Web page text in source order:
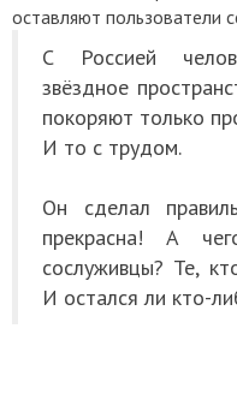
оставляют пользователи
С Россией
звёздное
покоряют только
И то с трудом.
Он сделал
прекрасна! А
сослуживцы? Те,
И остался ли кто-